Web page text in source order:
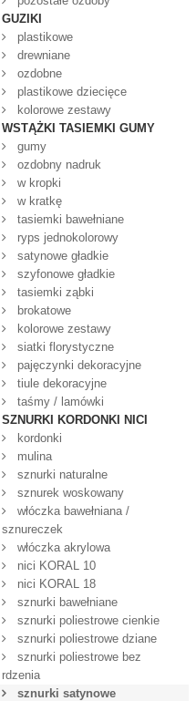
GUZIKI
plastikowe
drewniane
ozdobne
plastikowe dziecięce
kolorowe zestawy
WSTĄŻKI TASIEMKI GUMY
gumy
ozdobny nadruk
w kropki
w kratkę
tasiemki bawełniane
ryps jednokolorowy
satynowe gładkie
szyfonowe gładkie
tasiemki ząbki
brokatowe
kolorowe zestawy
siatki florystyczne
pajęczynki dekoracyjne
tiule dekoracyjne
taśmy / lamówki
SZNURKI KORDONKI NICI
kordonki
mulina
sznurki naturalne
sznurek woskowany
włóczka bawełniana /
sznureczek
włóczka akrylowa
nici KORAL 10
nici KORAL 18
sznurki bawełniane
sznurki poliestrowe cienkie
sznurki poliestrowe dziane
sznurki poliestrowe bez
rdzenia
sznurki satynowe